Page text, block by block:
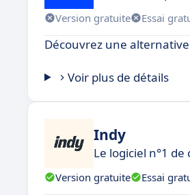
Version gratuite Essai
Découvrez une
Voir plus de détails
Indy
Le logiciel n°1
Version gratuite Essai